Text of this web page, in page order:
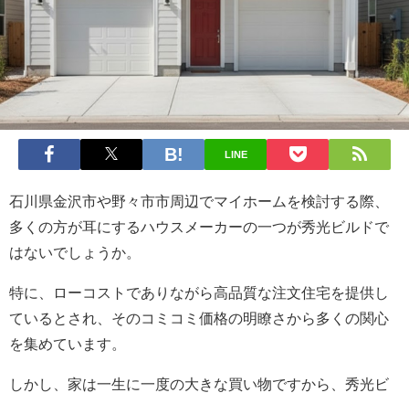
LINE
石川県金沢市や野々市市周辺でマイホームを検討する際、
多くの方が耳にするハウスメーカーの一つが秀光ビルドで
はないでしょうか。
特に、ローコストでありながら高品質な注文住宅を提供し
ているとされ、そのコミコミ価格の明瞭さから多くの関心
を集めています。
しかし、家は一生に一度の大きな買い物ですから、秀光ビ